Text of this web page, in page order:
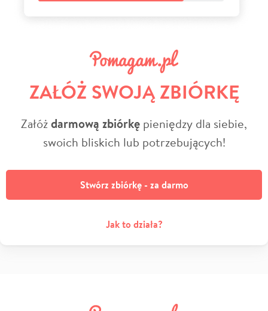
ZAŁÓŻ SWOJĄ ZBIÓRKĘ
Załóżdarmową zbiórkę pieniędzy dla siebie,
swoich bliskich lub potrzebujących!
Stwórz zbiórkę - za darmo
Jak to działa?